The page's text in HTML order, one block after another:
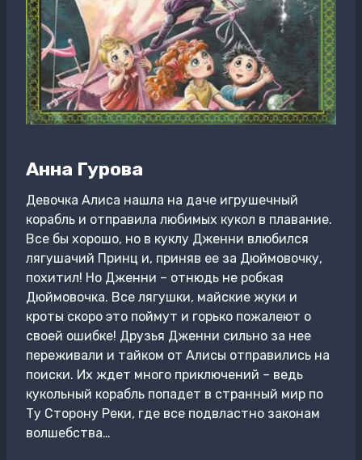
Анна Гурова
Девочка Алиса нашла на даче игрушечный
корабль и отправила любимых кукол в плавание.
Все бы хорошо, но в куклу Дженни влюбился
лягушачий Принц и, приняв ее за Дюймовочку,
похитил! Но Дженни – отнюдь не робкая
Дюймовочка. Все лягушки, майские жуки и
кроты скоро это поймут и горько пожалеют о
своей ошибке! Друзья Дженни сильно за нее
переживали и тайком от Алисы отправились на
поиски. Их ждет много приключений – ведь
кукольный корабль попадет в странный мир по
Ту Сторону Реки, где все подвластно законам
волшебства…